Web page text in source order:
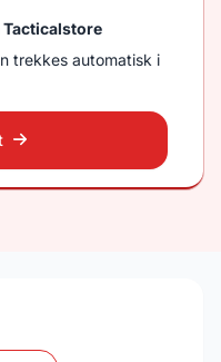
trekkes automatisk i